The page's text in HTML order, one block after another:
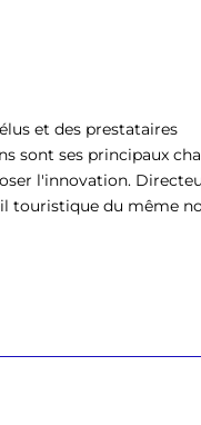
et des prestataires
sont ses principaux
l'innovation.
touristique du même